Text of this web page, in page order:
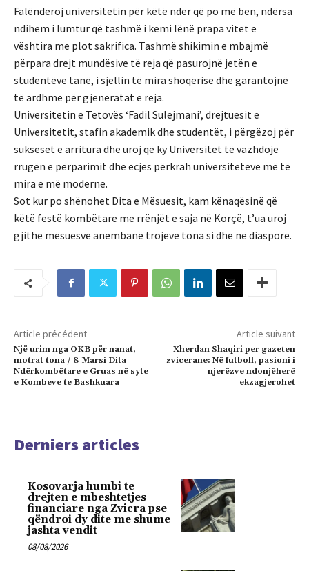
Falënderoj universitetin për këtë nder që po më bën, ndërsa
ndihem i lumtur që tashmë i kemi lënë prapa vitet e
vështira me plot sakrifica. Tashmë shikimin e mbajmë
përpara drejt mundësive të reja që pasurojnë jetën e
studentëve tanë, i sjellin të mira shoqërisë dhe garantojnë
të ardhme për gjeneratat e reja.
Universitetin e Tetovës ‘Fadil Sulejmani’, drejtuesit e
Universitetit, stafin akademik dhe studentët, i përgëzoj për
sukseset e arritura dhe uroj që ky Universitet të vazhdojë
rrugën e përparimit dhe ecjes përkrah universiteteve më të
mira e më moderne.
Sot kur po shënohet Dita e Mësuesit, kam kënaqësinë që
këtë festë kombëtare me rrënjët e saja në Korçë, t’ua uroj
gjithë mësuesve anembanë trojeve tona si dhe në diasporë.
Article précédent
Një urim nga OKB për nanat,
motrat tona / 8 Marsi Dita
Ndërkombëtare e Gruas në syte
e Kombeve te Bashkuara
Article suivant
Xherdan Shaqiri per gazeten
zvicerane: Në futboll, pasioni i
njerëzve ndonjëherë
ekzagjerohet
Derniers articles
Kosovarja humbi te
drejten e mbeshtetjes
financiare nga Zvicra pse
qëndroi dy dite me shume
jashta vendit
08/08/2026